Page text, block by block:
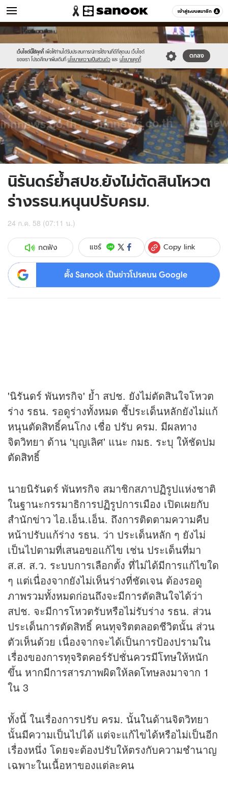
เข้าสู่ระบบสมาชิก
ข่าว หมวดอื่นๆ
เว็บไซต์นี้ใช้คุกกี้ เพื่อให้ท่านได้รับประสบการณ์การใช้งานที่ดีที่สุดบน เว็บไซต์
ของเรา โปรดศึกษาเพิ่มเติมที่ นโยบายความเป็นส่วนตัว และ นโยบายคุกกี้
ตกลง
Sanook
//s.isanook.com/sr/0/images/logo-
new-
sanook.png
600
60
//s.isanook.com/ns/0/ud/367/1835550/634174-
01.jpg
นิรันดร์ย้ำสปช.ยังไม่ตัดสินโหวต
ร่างรธน.หนุนปรับครม.
24 ก.ค. 58 (07:11 น.)
กดฟัง แชร์ Copy link
ตั้ง Sanook เป็นข่าวโปรดบน Google
'นิรันดร์ พันทรกิจ' ย้ำ สปช. ยังไม่ตัดสินใจโหวต
ร่าง รธน. รอดูร่างทั้งหมด ชี้ประเด็นหลักยังไม่แก้
หนุนตัดสิทธิ์คนโกง เชื่อ ปรับ ครม. มีผลทาง
จิตวิทยา ด้าน 'บุญเลิศ' แนะ กมธ. ระบุ ให้ชัดปม
ตัดสิทธิ์
นายนิรันดร์ พันทรกิจ สมาชิกสภาปฏิรูปแห่งชาติ
ในฐานะกรรมาธิการปฏิรูปการเมือง เปิดเผยกับ
สำนักข่าวไอ.เอ็น.เอ็น. ถึงการติดตามความคืบ
หน้าปรับแก้ร่าง รธน. ว่า ประเด็นหลัก ๆ ยังไม่
เป็นไปตามที่เสนอขอแก้ไข เช่น ประเด็นที่มา
ส.ส. ส.ว. ระบบการเลือกตั้ง ที่ไม่ได้มีการแก้ไขใด
ๆ แต่เนื่องจากยังไม่เห็นร่างที่ชัดเจน ต้องรอดู
ภาพรวมทั้งหมดก่อนถึงจะมีการตัดสินใจได้ว่า
สปช. จะมีการโหวตรับหรือไม่รับร่าง รธน. ส่วน
ประเด็นการตัดสิทธิ์ คนทุจริตตลอดชีวิตนั้น ส่วน
ตัวเห็นด้วย เนื่องจากจะได้เป็นการป้องปรามใน
เรื่องของการทุจริตคอร์รัปชั่นควรมีโทษให้หนัก
ขึ้น หากมีการสารภาพผิดให้ลดโทษลงมาจาก 1
ใน 3
ทั้งนี้ ในเรื่องการปรับ ครม. นั้นในด้านจิตวิทยา
นั้นมีความเป็นไปได้ แต่จะแก้ไขได้หรือไม่เป็นอีก
เรื่องหนึ่ง โดยจะต้องปรับให้ตรงกับความชำนาญ
เฉพาะในเนื้อหาของแต่ละคน